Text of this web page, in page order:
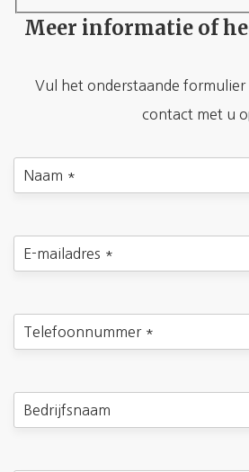
Meer informatie of
Vul het onderstaande
contact met u